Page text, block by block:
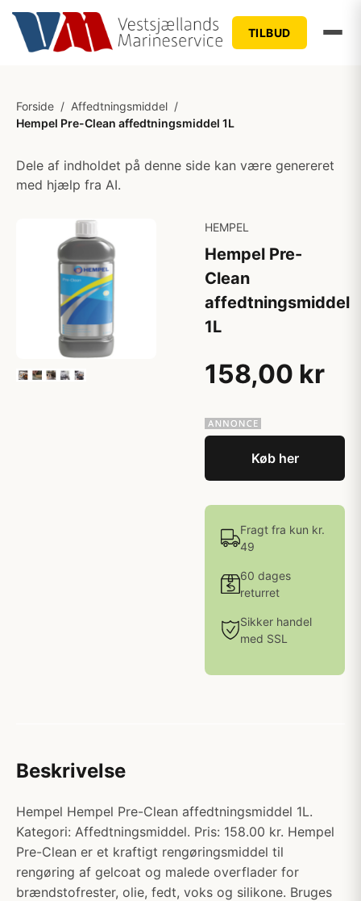
TILBUD
Forside / Affedtningsmiddel /
Hempel Pre-Clean affedtningsmiddel 1L
Dele af indholdet på denne side kan være genereret
med hjælp fra AI.
HEMPEL
Hempel Pre-
Clean
affedtningsmiddel
1L
158,00 kr
Køb her
Fragt fra kun kr.
49
60 dages
returret
Sikker handel
med SSL
Beskrivelse
Hempel Hempel Pre-Clean affedtningsmiddel 1L.
Kategori: Affedtningsmiddel. Pris: 158.00 kr. Hempel
Pre-Clean er et kraftigt rengøringsmiddel til
rengøring af gelcoat og malede overflader for
brændstofrester, olie, fedt, voks og silikone. Bruges